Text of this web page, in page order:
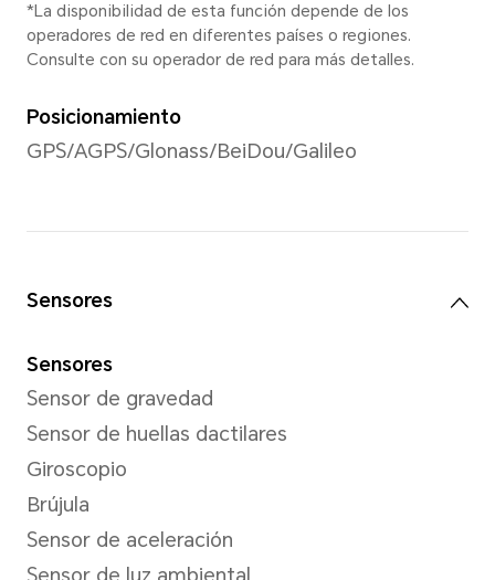
Modo de estabilización
OIS
Cámara delantera
Cámara delantera
16MP (F2.45)